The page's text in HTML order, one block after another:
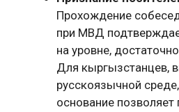
Прохождение
при МВД
на уровне,
Для кыргызстанцев,
русскоязычной
основание позволяет